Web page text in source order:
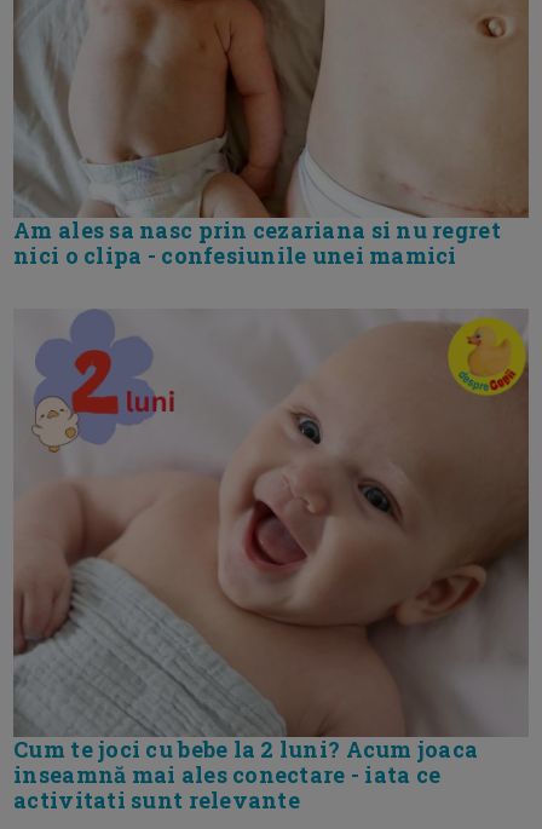
Am ales sa nasc prin cezariana si nu regret
nici o clipa - confesiunile unei mamici
Cum te joci cu bebe la 2 luni? Acum joaca
inseamnă mai ales conectare - iata ce
activitati sunt relevante